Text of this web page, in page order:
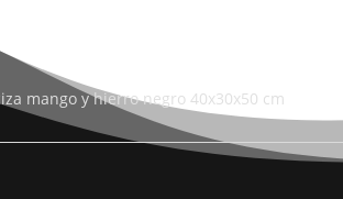
mango y hierro negro 40x30x50 cm